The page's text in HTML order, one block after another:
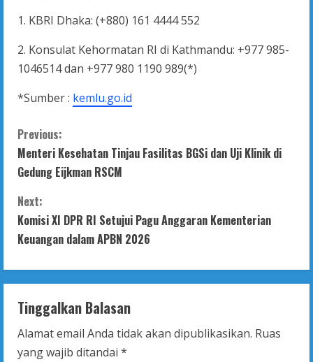
1. KBRI Dhaka: (+880) 161 4444 552
2. Konsulat Kehormatan RI di Kathmandu: +977 985-
1046514 dan +977 980 1190 989(*)
*Sumber : kemlu.go.id
C
o
n
t
n
u
e
Previous:
Menteri Kesehatan Tinjau Fasilitas BGSi dan Uji Klinik di
Gedung Eijkman RSCM
Next:
Komisi XI DPR RI Setujui Pagu Anggaran Kementerian
Keuangan dalam APBN 2026
Tinggalkan Balasan
Alamat email Anda tidak akan dipublikasikan. Ruas
yang wajib ditandai *